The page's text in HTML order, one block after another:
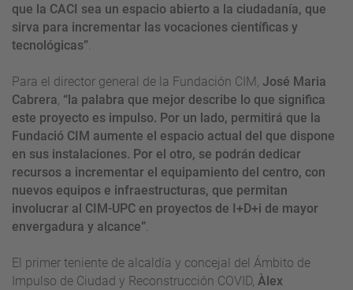
que la CACI sea un espacio abierto a la ciudadanía, que
sirva para incrementar las vocaciones científicas y
tecnológicas”.
Para el director general de la Fundación CIM, José Maria
Cabrera, “la palabra que mejor describe lo que significa
este proyecto es impulso. Por un lado, permitirá que la
Fundació CIM aumente el espacio actual del que dispone
en sus instalaciones. Por el otro, se podrán dedicar
recursos a incrementar el equipamiento del centro, con
nuevos equipos e infraestructuras, que permitan
involucrar al CIM-UPC en proyectos de I+D+i de mayor
envergadura y alcance”.
El primer teniente de alcaldía y concejal del Ámbito de
Impulso de Ciudad y Reconstrucción COVID, Àlex